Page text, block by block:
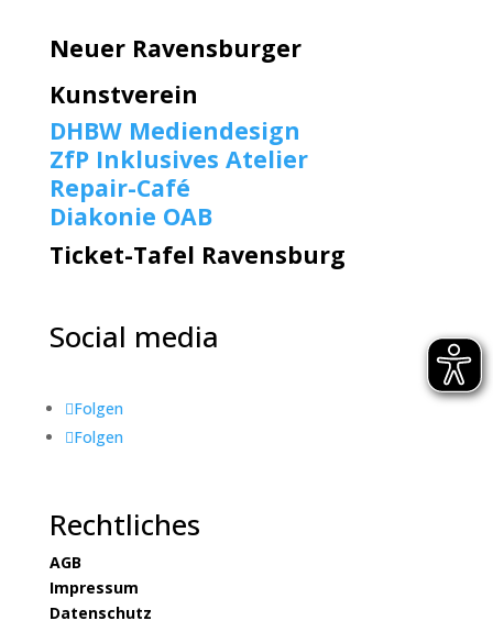
Neuer Ravensburger
Kunstverein
DHBW Mediendesign
ZfP Inklusives Atelier
Repair-Café
Diakonie OAB
Ticket-Tafel Ravensburg
Social media
Folgen
Folgen
Rechtliches
AGB
Impressum
Datenschutz